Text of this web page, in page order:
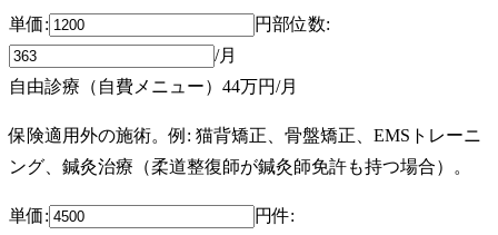
単価: 円部位数:
/月
自由診療（自費メニュー） 44万円/月
保険適用外の施術。例: 猫背矯正、骨盤矯正、EMSトレーニ
ング、鍼灸治療（柔道整復師が鍼灸師免許も持つ場合）。
単価: 円件: